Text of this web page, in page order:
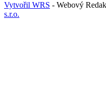
Vytvořil WRS - Webový
s.r.o.